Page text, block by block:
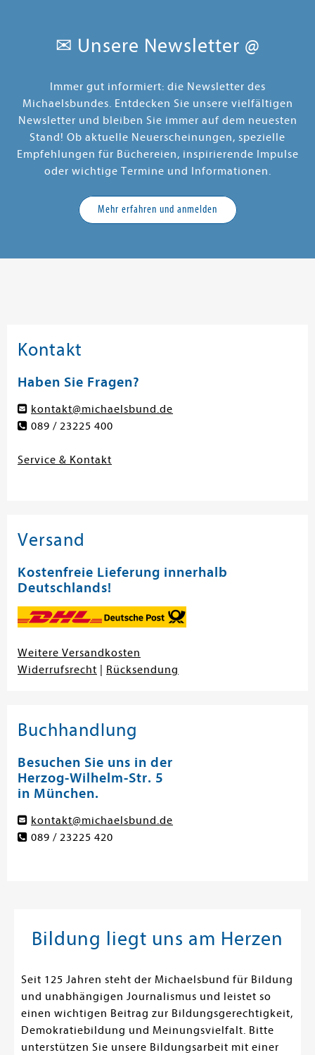
✉ Unsere Newsletter @
Immer gut informiert: die Newsletter des
Michaelsbundes. Entdecken Sie unsere vielfältigen
Newsletter und bleiben Sie immer auf dem neuesten
Stand! Ob aktuelle Neuerscheinungen, spezielle
Empfehlungen für Büchereien, inspirierende Impulse
oder wichtige Termine und Informationen.
Mehr erfahren und anmelden
Kontakt
Haben Sie Fragen?
kontakt@michaelsbund.de
089 / 23225 400
Service & Kontakt
Versand
Kostenfreie Lieferung innerhalb
Deutschlands!
Weitere Versandkosten
Widerrufsrecht
Rücksendung
Buchhandlung
Besuchen Sie uns in der
Herzog-Wilhelm-Str. 5
in München.
kontakt@michaelsbund.de
089 / 23225 420
Bildung liegt uns am Herzen
Seit 125 Jahren steht der Michaelsbund für Bildung
und unabhängigen Journalismus und leistet so
einen wichtigen Beitrag zur Bildungsgerechtigkeit,
Demokratiebildung und Meinungsvielfalt. Bitte
unterstützen Sie unsere Bildungsarbeit mit einer